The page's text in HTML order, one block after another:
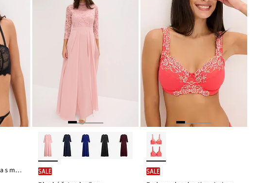
Balkonetová podprsenka s multifunkčními ramínky SALE SALE